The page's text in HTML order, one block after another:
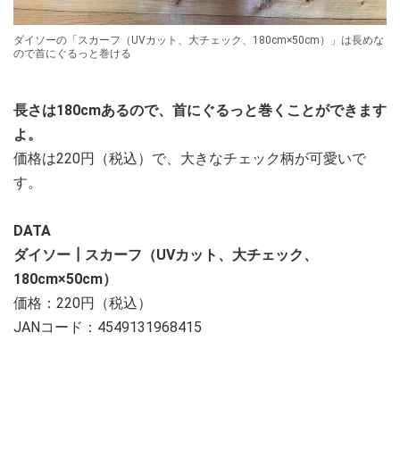
ダイソーの「スカーフ（UVカット、大チェック、180cm×50cm）」は長めな
ので首にぐるっと巻ける
長さは180cmあるので、首にぐるっと巻くことができます
よ。
価格は220円（税込）で、大きなチェック柄が可愛いで
す。
DATA
ダイソー┃スカーフ（UVカット、大チェック、
180cm×50cm）
価格：220円（税込）
JANコード：4549131968415